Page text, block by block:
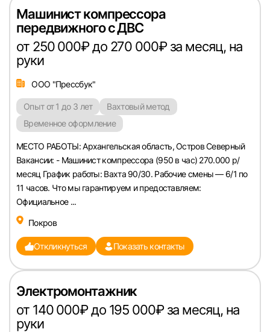
Машинист компрессора
передвижного с ДВС
от 250 000₽ до 270 000₽ за месяц, на
руки
ООО "Прессбук"
Опыт от 1 до 3 лет
Вахтовый метод
Временное оформление
МЕСТО РАБОТЫ: Архангельская область, Остров Северный
Вакансии: - Машинист компрессора (950 в час) 270.000 р/
месяц График работы: Вахта 90/30. Рабочие смены — 6/1 по
11 часов. Что мы гарантируем и предоставляем:
Официальное ...
Покров
Откликнуться Показать контакты
Электромонтажник
от 140 000₽ до 195 000₽ за месяц, на
руки